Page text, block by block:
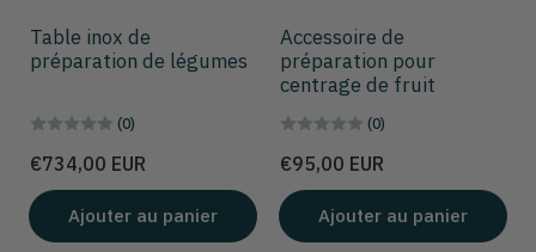
Table inox de
préparation de légumes
(0)
Prix
€734,00 EUR
Ajouter au panier
Accessoire de
préparation pour
centrage de fruit
(0)
Prix
€95,00 EUR
Ajouter au panier